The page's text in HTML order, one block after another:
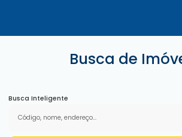
Busca de
Busca Inteligente